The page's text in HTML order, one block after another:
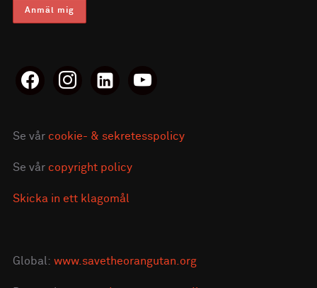
facebookinstagramlinkedin-youtube
Se vår cookie- & sekretesspolicy
Se vår copyright policy
Skicka in ett klagomål
Global: www.savetheorangutan.org